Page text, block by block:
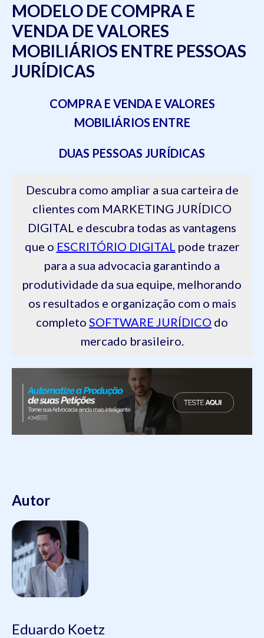
MODELO DE COMPRA E
VENDA DE VALORES
MOBILIÁRIOS ENTRE PESSOAS
JURÍDICAS
COMPRA E VENDA E VALORES
MOBILIÁRIOS ENTRE
DUAS PESSOAS JURÍDICAS
Descubra como ampliar a sua carteira de
clientes com MARKETING JURÍDICO
DIGITAL e descubra todas as vantagens
que o ESCRITÓRIO DIGITAL pode trazer
para a sua advocacia garantindo a
produtividade da sua equipe, melhorando
os resultados e organização com o mais
completo SOFTWARE JURÍDICO do
mercado brasileiro.
Autor
Eduardo Koetz